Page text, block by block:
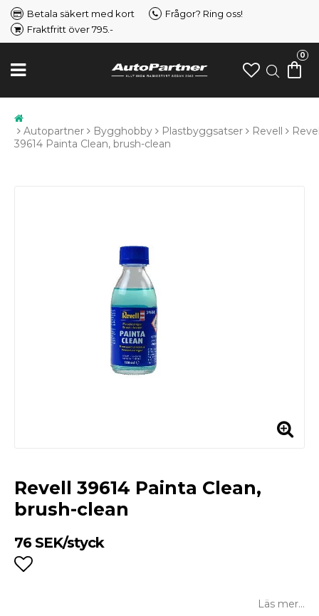
Betala säkert med kort
Frågor? Ring oss!
Fraktfritt över 795.-
0
Autopartner Bygghobby Plastbyggsatser Revell
39614 Painta Clean, brush-clean
Revell 39614 Painta Clean,
brush-clean
76 SEK/styck
Läs mer...